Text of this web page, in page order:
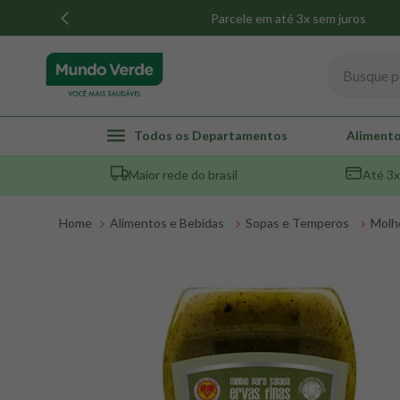
Parcele em até 3x sem juros
Todos os Departamentos
Maior rede do brasil Até
Alimentos e Bebidas Sopas e Temperos
TERMOS MAIS BUSCADOS
1º whey
2º creatina
colageno
maca peruana
snack proteico mundo verde
psyllium